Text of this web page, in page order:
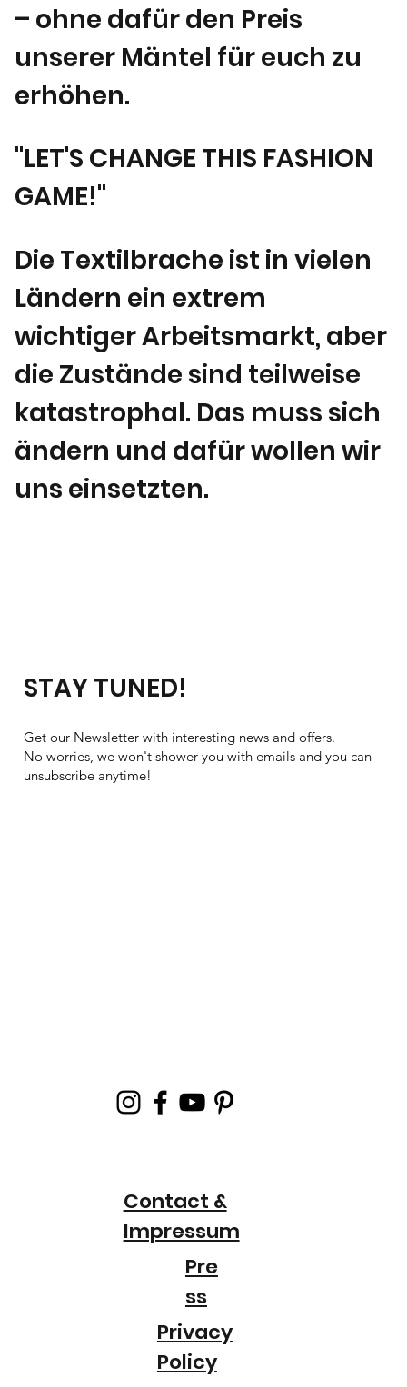
"LET'S CHANGE THIS FASHION
GAME!"
– ohne dafür den Preis
unserer Mäntel für euch zu
erhöhen.
Die Textilbrache ist in vielen
Ländern ein extrem
wichtiger Arbeitsmarkt, aber
die Zustände sind teilweise
katastrophal. Das muss sich
ändern und dafür wollen wir
uns einsetzten.
Contact &
Impressum
Pre
ss
Privacy
Policy
STAY TUNED!
Get our Newsletter with interesting news and offers.
No worries, we won't shower you with emails and you can
unsubscribe anytime!